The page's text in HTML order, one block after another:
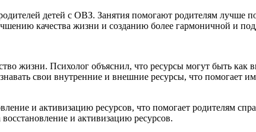
детей с ОВЗ. Занятия помогают родителям лучше
качества жизни и созданию более гармоничной и
жизни. Психолог объяснил, что ресурсы могут быть
свои внутренние и внешние ресурсы, что помогает
и активизацию ресурсов, что помогает родителям
и активизацию ресурсов.